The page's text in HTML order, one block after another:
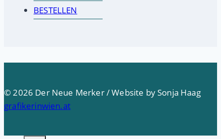
BESTELLEN
© 2026 Der Neue Merker / Website by Sonja Haag
grafikerinwien.at